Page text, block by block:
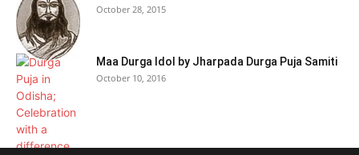
October 28, 2015
Maa Durga Idol by Jharpada Durga Puja Samiti
October 10, 2016